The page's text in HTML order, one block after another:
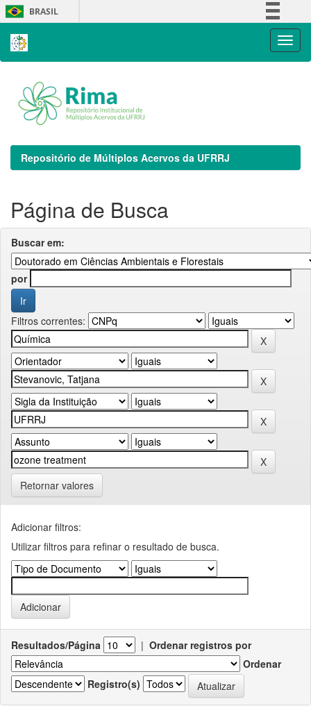
Skip
navigation
BRASIL
Repositório de Múltiplos Acervos da UFRRJ
Página de Busca
Buscar em:
por
Filtros correntes:
Retornar valores
Adicionar filtros:
Utilizar filtros para refinar o resultado de busca.
Resultados/Página | Ordenar registros por
Ordenar
Registro(s)